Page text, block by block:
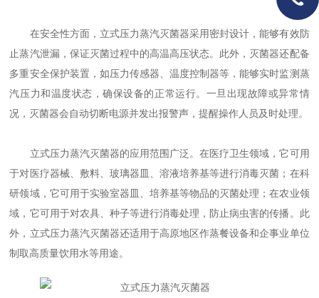
在安全性方面，立式压力蒸汽灭菌器采用密封设计，能够有效防
止蒸汽泄漏，保证灭菌过程中的高温高压状态。此外，灭菌器还配备
多重安全保护装置，如压力传感器、温度控制器等，能够实时监测蒸
汽压力和温度状态，确保设备的正常运行。一旦出现故障或异常情
况，灭菌器会自动切断电源并发出报警声，提醒操作人员及时处理。
立式压力蒸汽灭菌器的应用范围广泛。在医疗卫生领域，它可用
于对医疗器械、敷料、玻璃器皿、溶液培养基等进行消毒灭菌；在科
研领域，它可用于实验室器皿、培养基等物品的灭菌处理；在农业领
域，它可用于对农具、种子等进行消毒处理，防止病虫害的传播。此
外，立式压力蒸汽灭菌器还适用于高原地区作蒸餐设备和企事业单位
制取高质量饮用水等用途。